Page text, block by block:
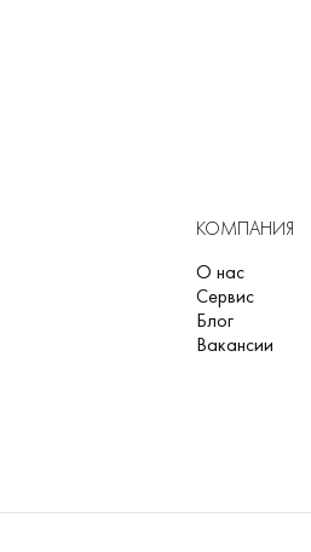
КОМПАНИЯ
О нас
Сервис
Блог
Вакансии